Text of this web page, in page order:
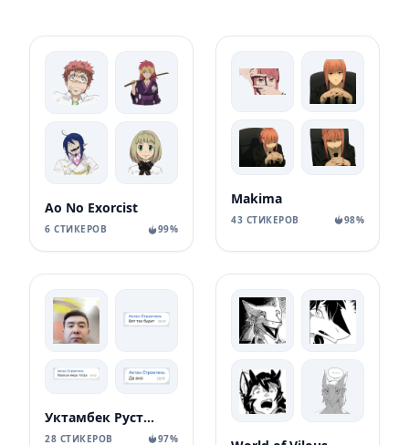
Ao No Exorcist
6 СТИКЕРОВ 99%
Makima
43 СТИКЕРОВ 98%
Уктамбек Рустамбекович
28 СТИКЕРОВ 97%